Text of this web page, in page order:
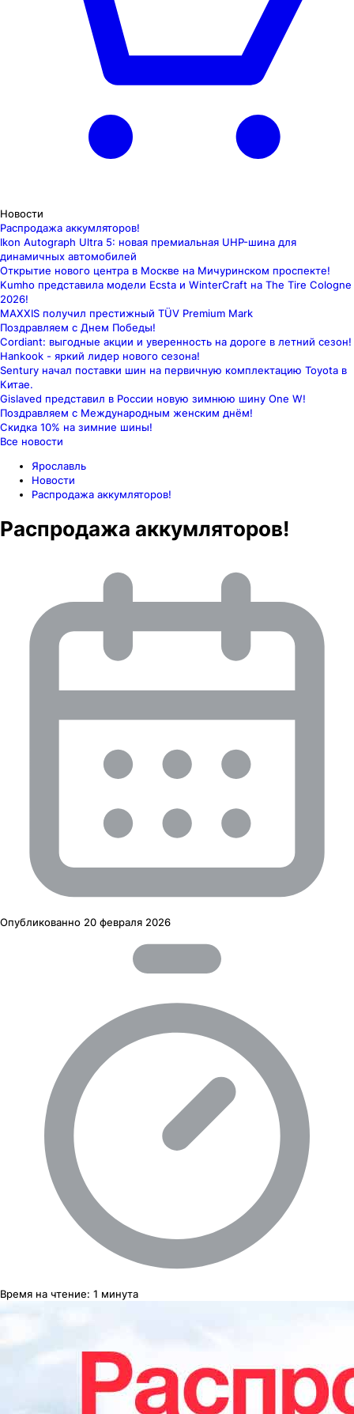
Новости
Распродажа аккумляторов!
Ikon Autograph Ultra 5: новая премиальная UHP-шина для
динамичных автомобилей
Открытие нового центра в Москве на Мичуринском проспекте!
Kumho представила модели Ecsta и WinterCraft на The Tire Cologne
2026!
MAXXIS получил престижный TÜV Premium Mark
Поздравляем с Днем Победы!
Cordiant: выгодные акции и уверенность на дороге в летний сезон!
Hankook - яркий лидер нового сезона!
Sentury начал поставки шин на первичную комплектацию Toyota в
Китае.
Gislaved представил в России новую зимнюю шину One W!
Поздравляем с Международным женским днём!
Скидка 10% на зимние шины!
Все новости
Ярославль
Новости
Распродажа аккумляторов!
Распродажа аккумляторов!
Опубликованно 20 февраля 2026
Время на чтение: 1 минута